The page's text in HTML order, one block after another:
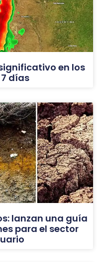
en los
días
lanzan una guía
para el sector